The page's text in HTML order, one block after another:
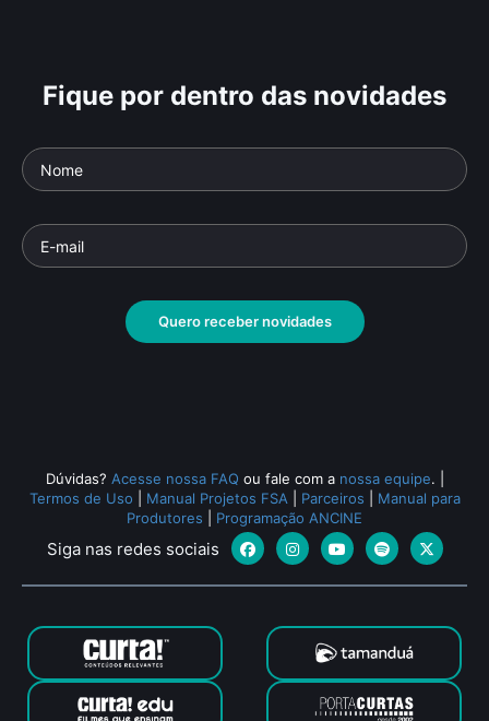
Fique por dentro das novidades
Quero receber novidades
Dúvidas? Acesse nossa FAQ ou fale com a nossa equipe.
Termos de Uso
Manual Projetos FSA Parceiros
Manual para
Produtores
Programação ANCINE
Siga nas redes sociais